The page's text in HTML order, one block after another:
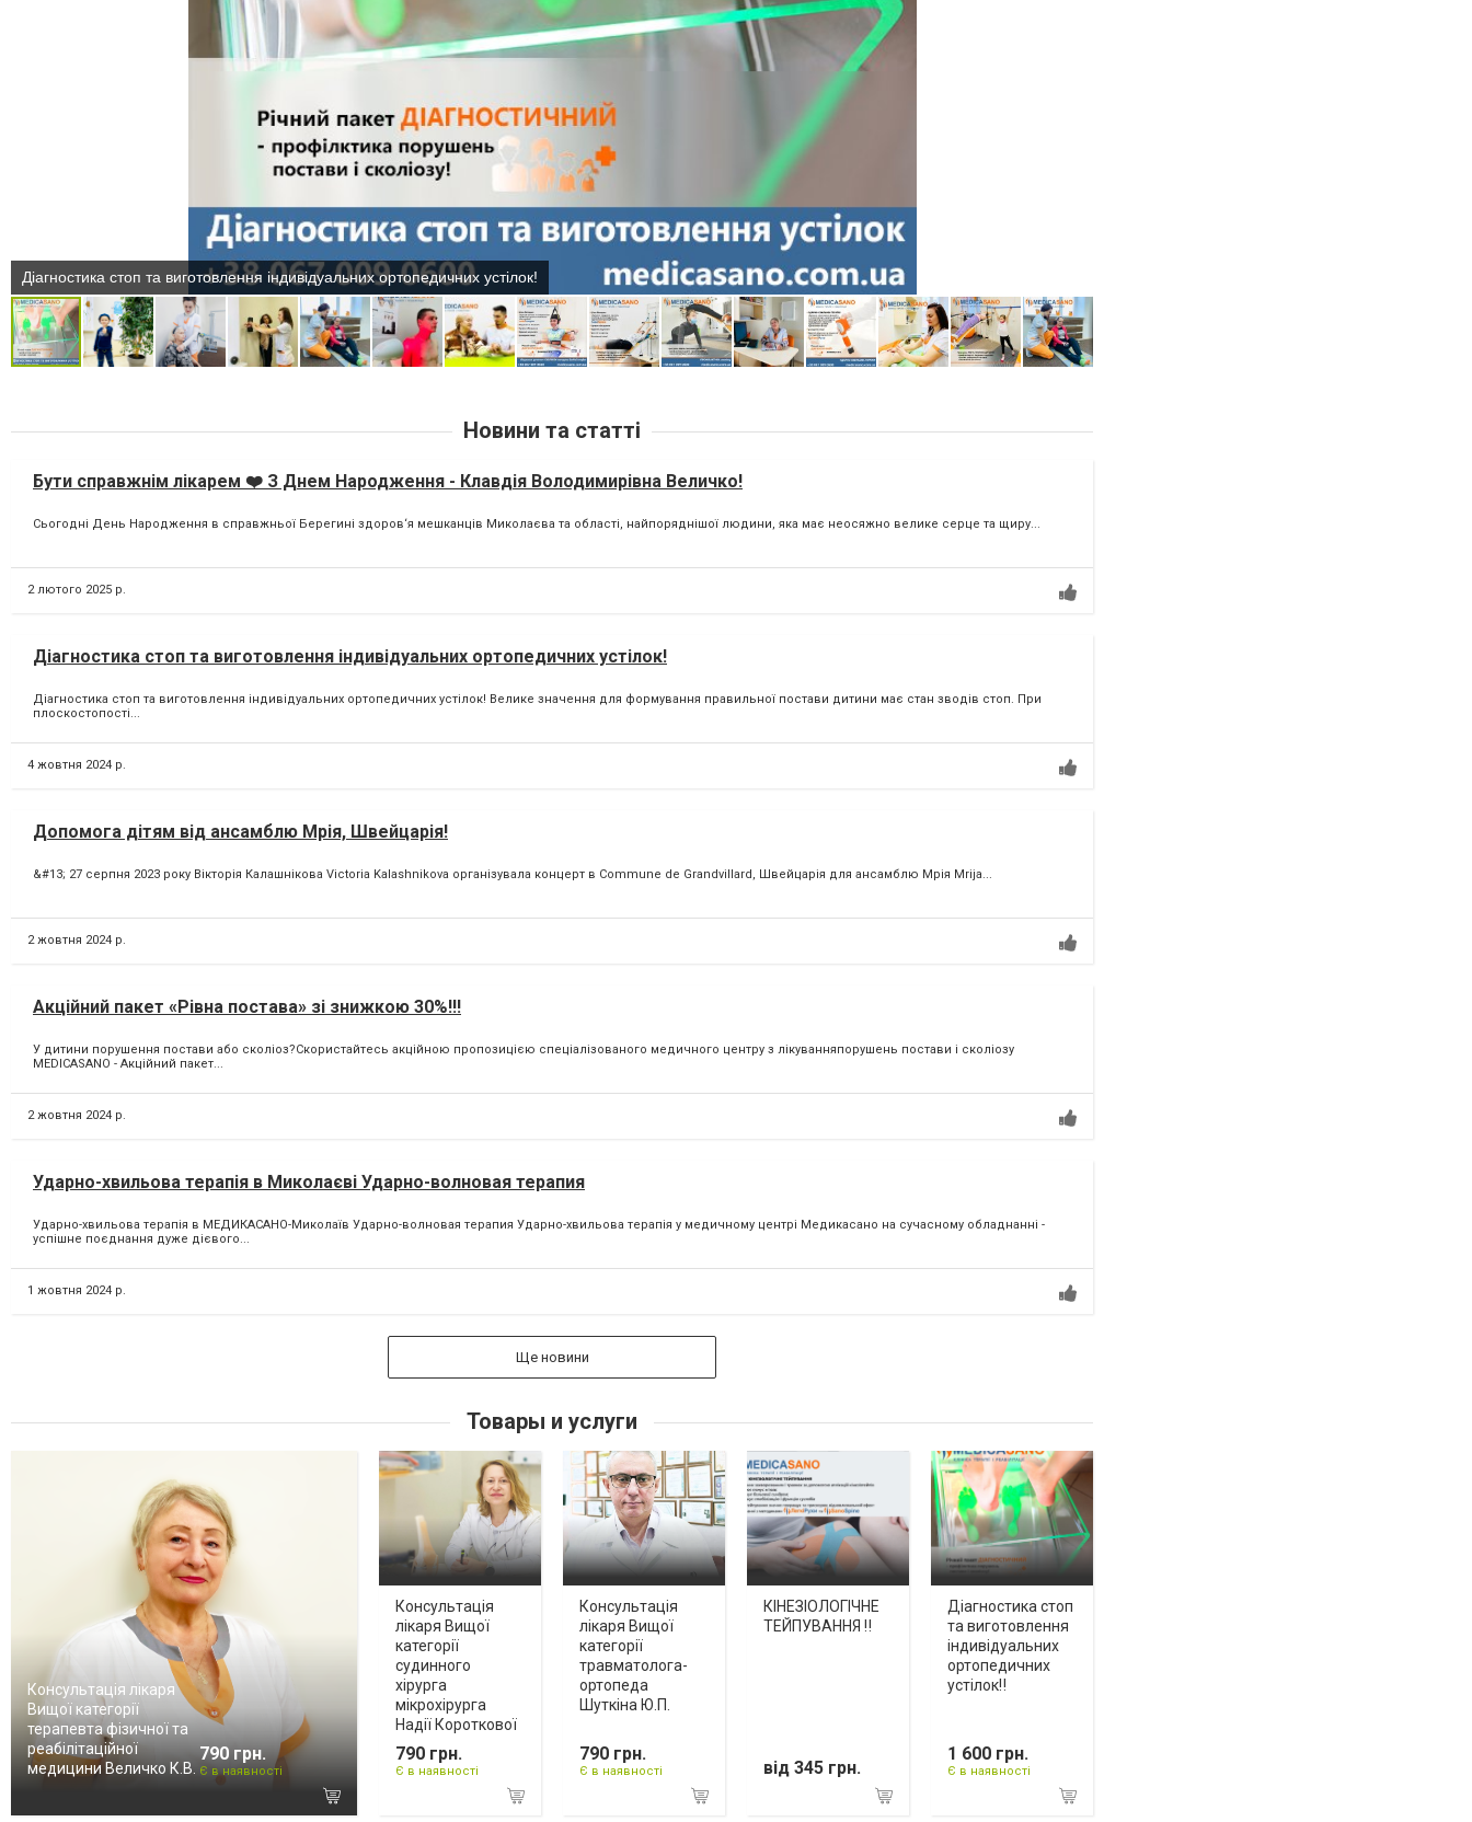
Діагностика стоп та виготовлення індивідуальних ортопедичних устілок!
Новини та статті
Бути справжнім лікарем ❤️ З Днем Народження - Клавдія Володимирівна Величко!
Сьогодні День Народження в справжньої Берегині здоров‘я мешканців Миколаєва та області, найпоряднішої людини, яка має неосяжно велике серце та щиру...
2 лютого 2025 р.
Діагностика стоп та виготовлення індивідуальних ортопедичних устілок!
Діагностика стоп та виготовлення індивідуальних ортопедичних устілок! Велике значення для формування правильної постави дитини має стан зводів стоп. При
плоскостопості...
4 жовтня 2024 р.
Допомога дітям від ансамблю Мрія, Швейцарія!
&#13; 27 серпня 2023 року Вікторія Калашнікова Victoria Kalashnikova організувала концерт в Commune de Grandvillard, Швейцарія для ансамблю Мрія Mrija...
2 жовтня 2024 р.
Акційний пакет «Рівна постава» зі знижкою 30%!!!
У дитини порушення постави або сколіоз?Скористайтесь акційною пропозицією спеціалізованого медичного центру з лікуванняпорушень постави і сколіозу
MEDICASANO - Акційний пакет...
2 жовтня 2024 р.
Ударно-хвильова терапія в Миколаєві Ударно-волновая терапия
Ударно-хвильова терапія в МЕДИКАСАНО-Миколаїв Ударно-волновая терапия Ударно-хвильова терапія у медичному центрі Медикасано на сучасному обладнанні -
успішне поєднання дуже дієвого...
1 жовтня 2024 р.
Ще новини
Товары и услуги
Консультація лікаря
Вищої категорії
терапевта фізичної та
реабілітаційної
медицини Величко К.В.
790 грн.
Є в наявності
Консультація
лікаря Вищої
категорії
судинного
хірурга
мікрохірурга
Надії Короткової
790 грн.
Є в наявності
Консультація
лікаря Вищої
категорії
травматолога-
ортопеда
Шуткіна Ю.П.
790 грн.
Є в наявності
КІНЕЗІОЛОГІЧНЕ
ТЕЙПУВАННЯ ‼️
від 345 грн.
Діагностика стоп
та виготовлення
індивідуальних
ортопедичних
устілок‼️
1 600 грн.
Є в наявності